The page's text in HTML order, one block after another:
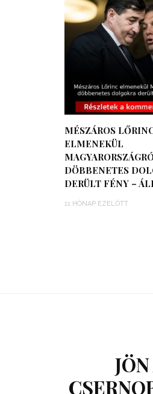
MÉSZÁROS
ELMENEKÜL
DÖBBENETES
DERÜLT FÉNY –
11 HÓNAP EZELŐTT